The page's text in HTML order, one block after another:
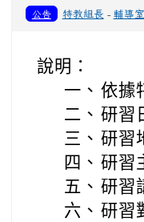
公告 特教組長 - 輔導室
說明：
一、 依據
二、 研習
三、 研習
四、 研習
五、 研習
六、 研習